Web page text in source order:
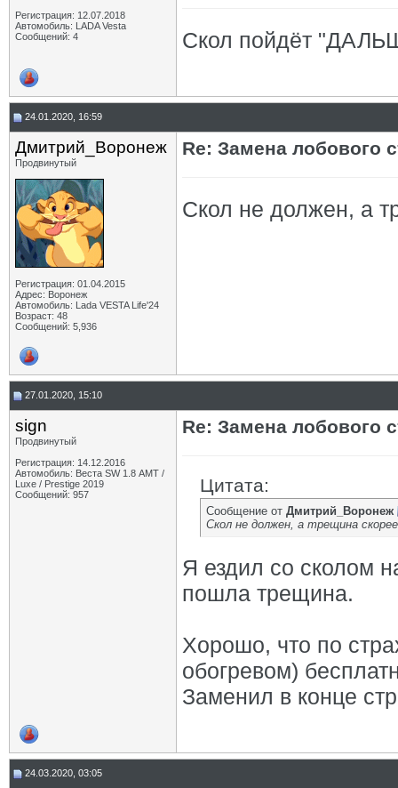
Регистрация: 12.07.2018
Автомобиль: LADA Vesta
Сообщений: 4
Скол пойдёт
24.01.2020, 16:59
Дмитрий_Воронеж
Продвинутый
Регистрация: 01.04.2015
Адрес: Воронеж
Автомобиль: Lada VESTA Life'24
Возраст: 48
Сообщений: 5,936
Re: Замена лобового
Скол не должен, а
27.01.2020, 15:10
sign
Продвинутый
Регистрация: 14.12.2016
Автомобиль: Веста SW 1.8 АМТ /
Luxe / Prestige 2019
Сообщений: 957
Re: Замена лобового
Цитата:
Сообщение от Дмитрий_Воронеж
Скол не должен, а трещина
Я ездил со сколом
пошла трещина.
Хорошо, что по
обогревом)
Заменил в конце
24.03.2020, 03:05